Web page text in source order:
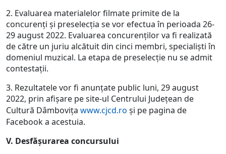
2. Evaluarea materialelor filmate primite de la
concurenți și preselecția se vor efectua în perioada 26-
29 august 2022. Evaluarea concurenților va fi realizată
de către un juriu alcătuit din cinci membri, specialiști în
domeniul muzical. La etapa de preselecție nu se admit
contestații.
3. Rezultatele vor fi anunțate public luni, 29 august
2022, prin afișare pe site-ul Centrului Județean de
Cultură Dâmbovița www.cjcd.ro și pe pagina de
Facebook a acestuia.
V. Desfăşurarea concursului